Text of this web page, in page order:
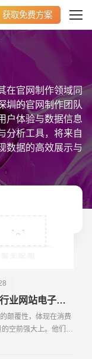
获取免费方案
在官网制作领域同
圳的官网制作团队
户体验与数据信息
分析工具，将来自
数据的高效展示与
务介绍，还是行业
易懂的方式呈现给
客户。通过这些精
展示自身实力与品
出，赢得更多市场
深圳电子行业网站电子商务规模化
颠覆性，体现在消费
空前强大上。他们的